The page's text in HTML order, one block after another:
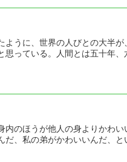
ように、世界の人びとの大半
思っている。人間とは五十年
内のほうが他人の身よりかわ
、私の弟がかわいいんだ、